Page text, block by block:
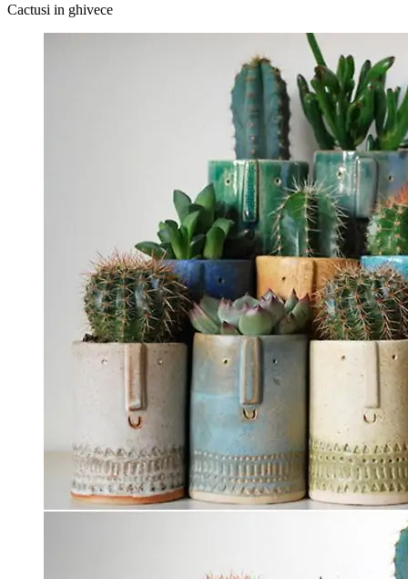
Cactusi in ghivece